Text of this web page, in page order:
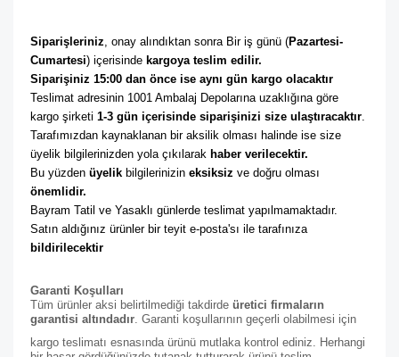
Siparişleriniz , onay alındıktan sonra Bir iş günü (Pazartesi-
Cumartesi) içerisinde kargoya teslim edilir.
Siparişiniz 15:00 dan önce ise aynı gün kargo olacaktır
Teslimat adresinin 1001 Ambalaj Depolarına uzaklığına göre
kargo şirketi 1-3 gün içerisinde siparişinizi size ulaştıracaktır
Tarafımızdan kaynaklanan bir aksilik olması halinde ise size
üyelik bilgilerinizden yola çıkılarak haber verilecektir.
Bu yüzden üyelik bilgilerinizin eksiksiz
önemlidir.
Bayram Tatil ve Yasaklı günlerde teslimat yapılmamaktadır.
bildirilecektir
Garanti Koşulları
Tüm ürünler aksi belirtilmediği takdirde üretici firmaların
garantisi altındadır . Garanti koşullarının geçerli olabilmesi için
kargo teslimatı esnasında ürünü mutlaka kontrol ediniz. Herhangi